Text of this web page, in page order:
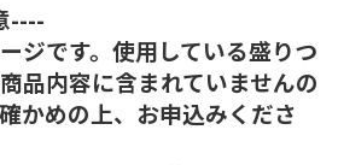
----
ジです。使用している盛りつ
品内容に含まれていませんの
かめの上、お申込みくださ